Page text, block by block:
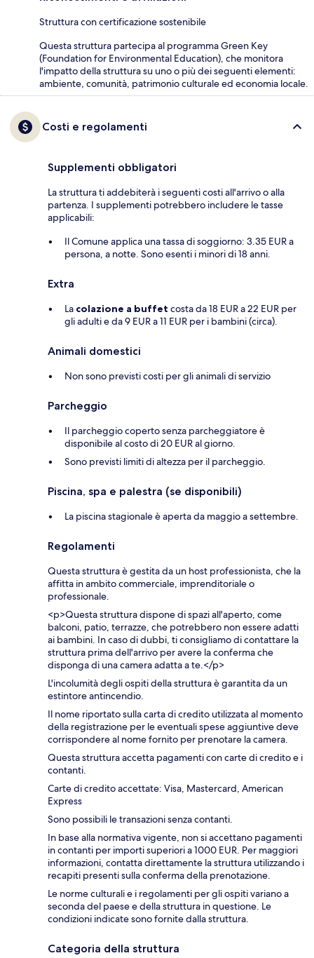
Struttura con certificazione sostenibile
Questa struttura partecipa al programma Green Key
(Foundation for Environmental Education), che monitora
l'impatto della struttura su uno o più dei seguenti elementi:
ambiente, comunità, patrimonio culturale ed economia locale.
Costi e regolamenti
Supplementi obbligatori
La struttura ti addebiterà i seguenti costi all'arrivo o alla
partenza. I supplementi potrebbero includere le tasse
applicabili:
Il Comune applica una tassa di soggiorno: 3.35 EUR a
persona, a notte. Sono esenti i minori di 18 anni.
Extra
La colazione a buffet costa da 18 EUR a 22 EUR per
gli adulti e da 9 EUR a 11 EUR per i bambini (circa).
Animali domestici
Non sono previsti costi per gli animali di servizio
Parcheggio
Il parcheggio coperto senza parcheggiatore è
disponibile al costo di 20 EUR al giorno.
Sono previsti limiti di altezza per il parcheggio.
Piscina, spa e palestra (se disponibili)
La piscina stagionale è aperta da maggio a settembre.
Regolamenti
Questa struttura è gestita da un host professionista, che la
affitta in ambito commerciale, imprenditoriale o
professionale.
<p>Questa struttura dispone di spazi all'aperto, come
balconi, patio, terrazze, che potrebbero non essere adatti
ai bambini. In caso di dubbi, ti consigliamo di contattare la
struttura prima dell'arrivo per avere la conferma che
disponga di una camera adatta a te.</p>
L'incolumità degli ospiti della struttura è garantita da un
estintore antincendio.
Il nome riportato sulla carta di credito utilizzata al momento
della registrazione per le eventuali spese aggiuntive deve
corrispondere al nome fornito per prenotare la camera.
Questa struttura accetta pagamenti con carte di credito e i
contanti.
Carte di credito accettate: Visa, Mastercard, American
Express
Sono possibili le transazioni senza contanti.
In base alla normativa vigente, non si accettano pagamenti
in contanti per importi superiori a 1000 EUR. Per maggiori
informazioni, contatta direttamente la struttura utilizzando i
recapiti presenti sulla conferma della prenotazione.
Le norme culturali e i regolamenti per gli ospiti variano a
seconda del paese e della struttura in questione. Le
condizioni indicate sono fornite dalla struttura.
Categoria della struttura